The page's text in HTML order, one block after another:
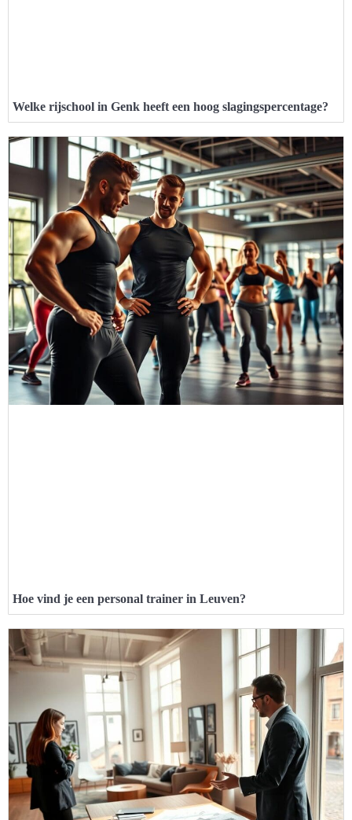
Welke rijschool in Genk heeft een hoog slagingspercentage?
Hoe vind je een personal trainer in Leuven?